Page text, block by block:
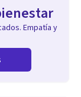
Empatía y